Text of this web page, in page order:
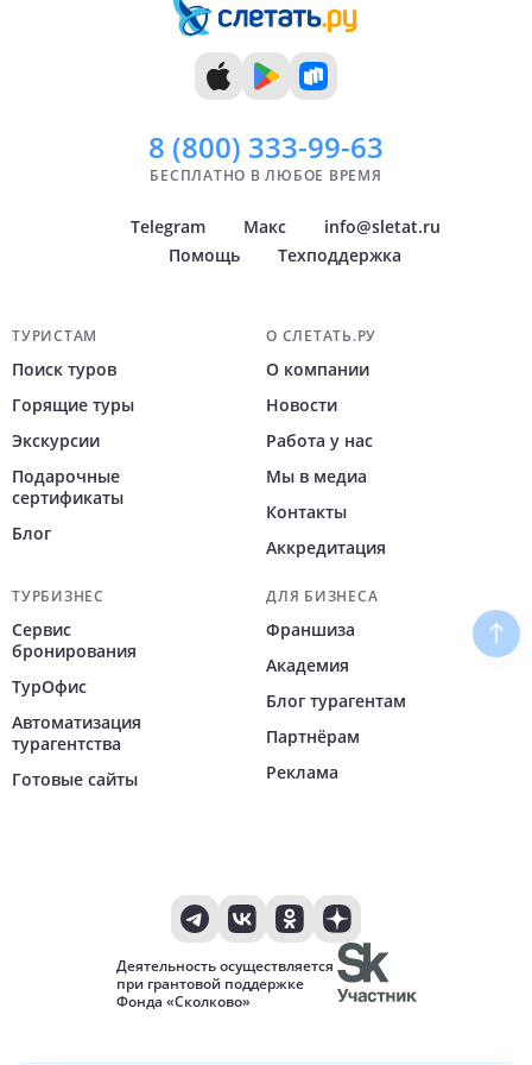
14 дней
8 (800) 333-99-63
БЕСПЛАТНО В ЛЮБОЕ ВРЕМЯ
Telegram Макс
info@sletat.ru
Помощь
Техподдержка
Навигация по сайту
ТУРИСТАМ
Поиск туров
Горящие туры
Экскурсии
Подарочные
сертификаты
Блог
О СЛЕТАТЬ.РУ
О компании
Новости
Работа у нас
Мы в медиа
Контакты
Аккредитация
ТУРБИЗНЕС
Сервис
бронирования
ТурОфис
Автоматизация
турагентства
Готовые сайты
ДЛЯ БИЗНЕСА
Франшиза
Академия
Блог турагентам
Партнёрам
Реклама
Деятельность осуществляется
при грантовой поддержке
Фонда «Сколково»